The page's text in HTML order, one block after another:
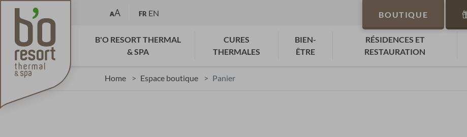
BOUTIQUE
B'O RESORT THERMAL
& SPA
CURES
THERMALES
BIEN-
ÊTRE
RÉSIDENCES ET
RESTAURATION
AA FR EN
Home Espace boutique Panier